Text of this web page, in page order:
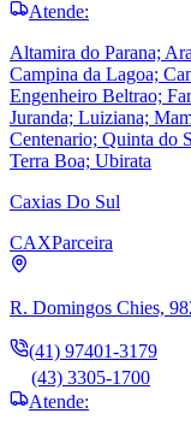
Atende:
Altamira do Parana;
Campina da Lagoa;
Engenheiro Beltrao;
Juranda; Luiziana;
Centenario; Quinta do
Terra Boa; Ubirata
Caxias Do Sul
CAXParceira
R. Domingos Chies,
(41) 97401-3179
(43) 3305-1700
Atende: